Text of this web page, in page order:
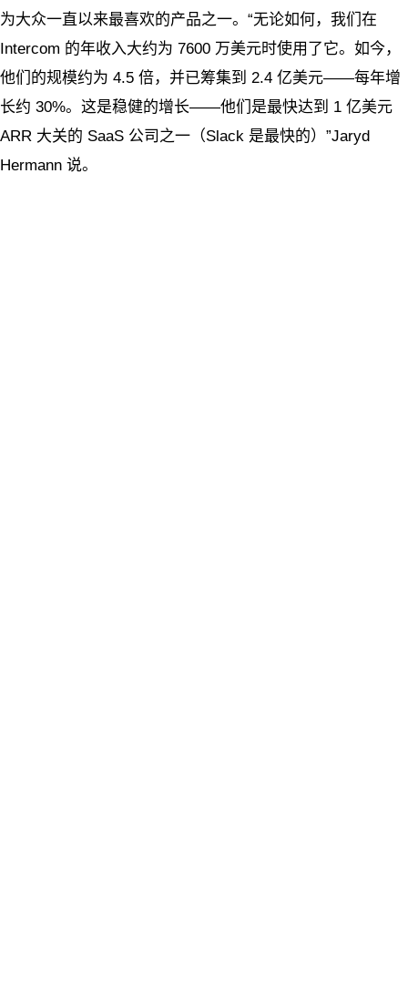
为大众一直以来最喜欢的产品之一。“无论如何，我们在
Intercom 的年收入大约为 7600 万美元时使用了它。如今，
他们的规模约为 4.5 倍，并已筹集到 2.4 亿美元——每年增
长约 30%。这是稳健的增长——他们是最快达到 1 亿美元
ARR 大关的 SaaS 公司之一（Slack 是最快的）”Jaryd
Hermann 说。